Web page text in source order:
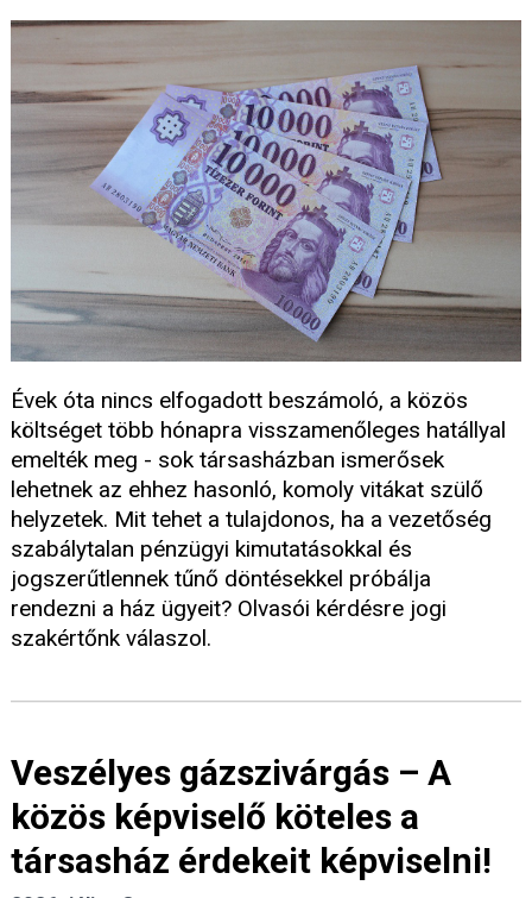
Évek óta nincs elfogadott beszámoló, a közös
költséget több hónapra visszamenőleges hatállyal
emelték meg - sok társasházban ismerősek
lehetnek az ehhez hasonló, komoly vitákat szülő
helyzetek. Mit tehet a tulajdonos, ha a vezetőség
szabálytalan pénzügyi kimutatásokkal és
jogszerűtlennek tűnő döntésekkel próbálja
rendezni a ház ügyeit? Olvasói kérdésre jogi
szakértőnk válaszol.
Veszélyes gázszivárgás – A
közös képviselő köteles a
társasház érdekeit képviselni!